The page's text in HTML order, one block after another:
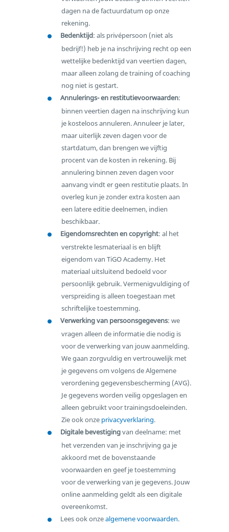
dagen na de factuurdatum op onze
rekening.
Bedenktijd: als privépersoon (niet als
bedrijf!) heb je na inschrijving recht op een
wettelijke bedenktijd van veertien dagen,
maar alleen zolang de training of coaching
nog niet is gestart.
Annulerings- en restitutievoorwaarden:
binnen veertien dagen na inschrijving kun
je kosteloos annuleren. Annuleer je later,
maar uiterlijk zeven dagen voor de
startdatum, dan brengen we vijftig
procent van de kosten in rekening. Bij
annulering binnen zeven dagen voor
aanvang vindt er geen restitutie plaats. In
overleg kun je zonder extra kosten aan
een latere editie deelnemen, indien
beschikbaar.
Eigendomsrechten en copyright: al het
verstrekte lesmateriaal is en blijft
eigendom van TiGO Academy. Het
materiaal uitsluitend bedoeld voor
persoonlijk gebruik. Vermenigvuldiging of
verspreiding is alleen toegestaan met
schriftelijke toestemming.
Verwerking van persoonsgegevens: we
vragen alleen de informatie die nodig is
voor de verwerking van jouw aanmelding.
We gaan zorgvuldig en vertrouwelijk met
je gegevens om volgens de Algemene
verordening gegevensbescherming (AVG).
Je gegevens worden veilig opgeslagen en
alleen gebruikt voor trainingsdoeleinden.
Zie ook onze privacyverklaring.
Digitale bevestigingvan deelname: met
het verzenden van je inschrijving ga je
akkoord met de bovenstaande
voorwaarden en geef je toestemming
voor de verwerking van je gegevens. Jouw
online aanmelding geldt als een digitale
overeenkomst.
Lees ook onzealgemene voorwaarden.